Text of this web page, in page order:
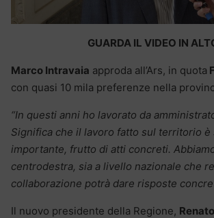
GUARDA IL VIDEO IN
Marco Intravaia approda all’Ars, in quota
con quasi 10 mila preferenze nella
“In questi anni ho lavorato da
Significa che il lavoro fatto sul territorio è
importante, frutto di atti concreti.
centrodestra, sia a livello nazionale che
collaborazione potrà dare risposte
Il nuovo presidente della Regione,